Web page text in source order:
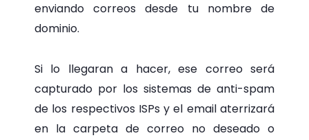
enviando correos desde tu nombre de
dominio.
Si lo llegaran a hacer, ese correo será
capturado por los sistemas de anti-spam
de los respectivos ISPs y el email aterrizará
en la carpeta de correo no deseado o